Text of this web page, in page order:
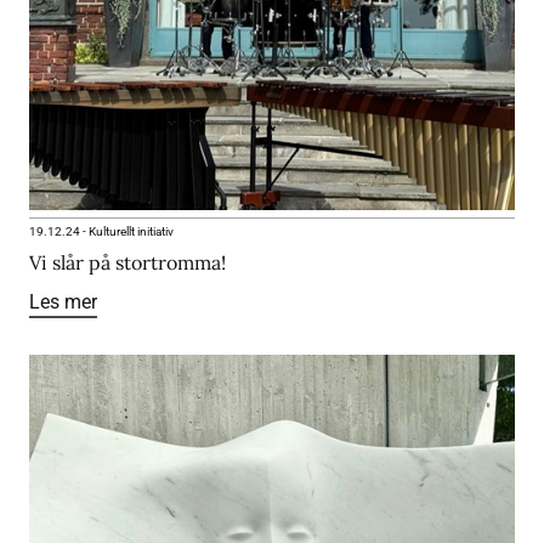
19.12.24-Kulturellt initiativ
Vi slår på stortromma!
Les mer